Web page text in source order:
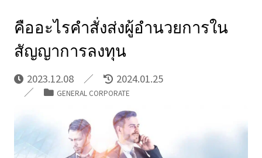
คืออะไรคำสั่งส่งผู้อำนวยการใน
สัญญาการลงทุน
2023.12.08 2024.01.25
GENERAL CORPORATE